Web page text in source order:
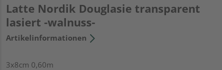
Latte Nordik Douglasie transparent
lasiert -walnuss-
Artikelinformationen
3x8cm 0,60m